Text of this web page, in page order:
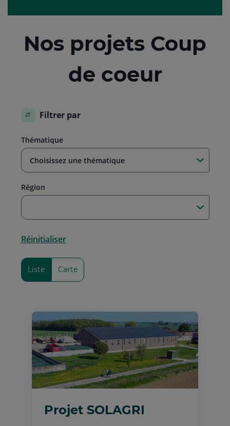
Nos projets Coup
de coeur
Filtrer par
Thématique
Choisissez une thématique
Région
Réinitialiser
Liste Carte
Projet SOLAGRI